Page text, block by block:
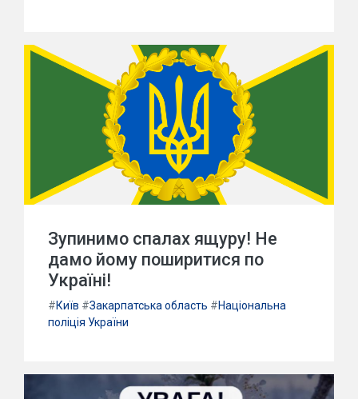
Зупинимо спалах ящуру! Не
дамо йому поширитися по
Україні!
#Київ #Закарпатська область #Національна
поліція України